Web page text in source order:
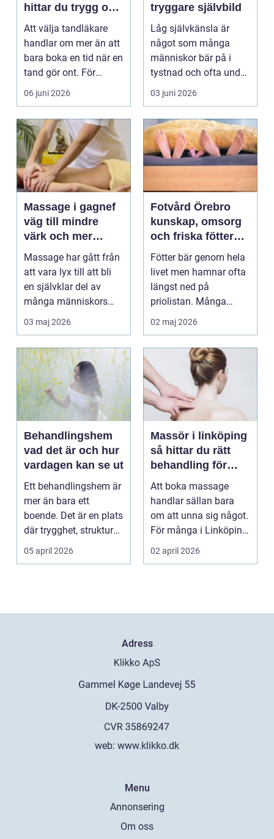
hittar du trygg och
långsiktig
tandvård
Att välja tandläkare
handlar om mer än att
bara boka en tid när en
tand gör ont. För
många är tandvå...
06 juni 2026
tryggare självbild
Låg självkänsla är
något som många
människor bär på i
tystnad och ofta under
lång tid. Många
uppleve...
03 juni 2026
Massage i gagnef
väg till mindre
värk och mer
vardagsenergi
Massage har gått från
att vara lyx till att bli
en självklar del av
många människors
hälsa och varda...
03 maj 2026
Fotvård Örebro
kunskap, omsorg
och friska fötter
året runt
Fötter bär genom hela
livet men hamnar ofta
längst ned på
priolistan. Många
väntar tills problemen
02 maj 2026
Behandlingshem
vad det är och hur
vardagen kan se ut
Ett behandlingshem är
mer än bara ett
boende. Det är en plats
där trygghet, struktur
och professione...
05 april 2026
Massör i linköping
så hittar du rätt
behandling för
kropp och hälsa
Att boka massage
handlar sällan bara
om att unna sig något.
För många i Linköping
har regelbunden ma...
02 april 2026
Adress
web: www.klikko.dk
Menu
Annonsering
Om oss